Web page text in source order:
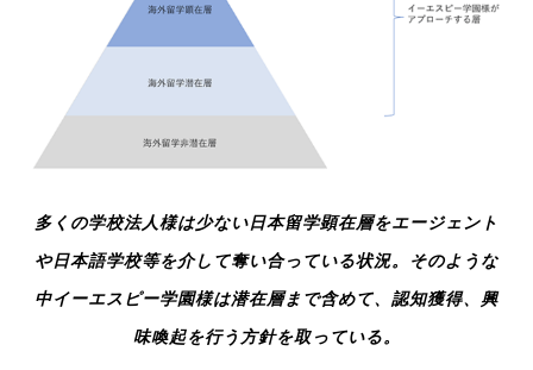
多くの学校法人様は少ない日本留学顕在層をエージェント
や日本語学校等を介して奪い合っている状況。そのような
中イーエスピー学園様は潜在層まで含めて、認知獲得、興
味喚起を行う方針を取っている。